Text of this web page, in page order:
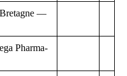
—
Pharma-